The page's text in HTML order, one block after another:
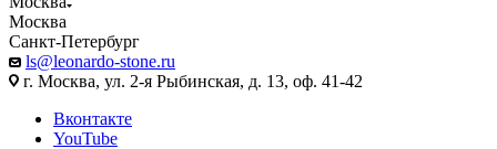
Москва
Санкт-Петербург
ls@leonardo-stone.ru
г. Москва, ул. 2-я Рыбинская, д. 13, оф. 41-42
Вконтакте
YouTube